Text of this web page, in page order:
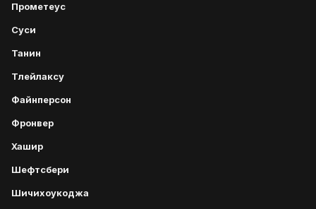
Прометеус
Суси
Танин
Тлейлаксу
Файнперсон
Фронвер
Хашир
Шефтсбери
Шичихоукоджа